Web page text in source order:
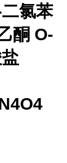
氯苯
酮 O-